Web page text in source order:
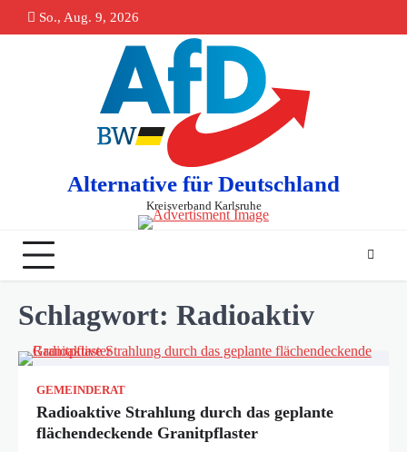
springen
to
So., Aug. 9, 2026
Alternative für Deutschland
Kreisverband Karlsruhe
Schlagwort: Radioaktiv
GEMEINDERAT
Radioaktive Strahlung durch das geplante
flächendeckende Granitpflaster